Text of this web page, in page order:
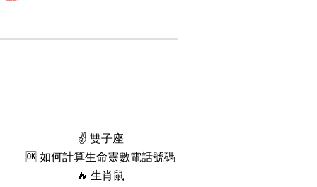
✌️ 雙子座
🆗️ 如何計算生命靈數電話號碼
🔥 生肖鼠